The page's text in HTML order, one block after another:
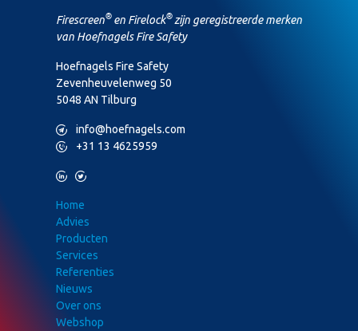
Firescreen® en Firelock® zijn geregistreerde merken
van Hoefnagels Fire Safety
Hoefnagels Fire Safety
Zevenheuvelenweg 50
5048 AN Tilburg
M info@hoefnagels.com
P +31 13 4625959
L T
Home
Advies
Producten
Services
Referenties
Nieuws
Over ons
Webshop